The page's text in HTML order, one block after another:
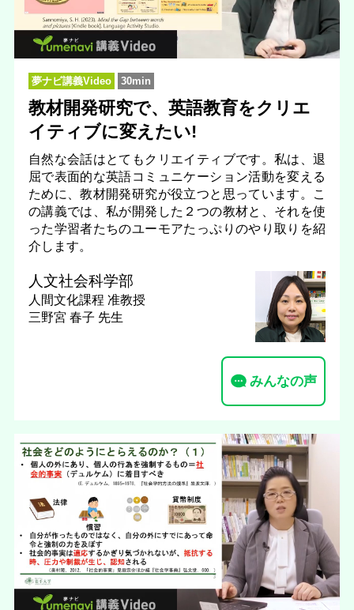
夢ナビ講義Video 30min
教材開発研究で、英語教育をクリエ
イティブに変えたい!
自然な会話はとてもクリエイティブです。私は、退
屈で表面的な英語コミュニケーション活動を変える
ために、教材開発研究が役立つと思っています。こ
の講義では、私が開発した２つの教材と、それを使
った学習者たちのユーモアたっぷりのやり取りを紹
介します。
人文社会科学部
人間文化課程 准教授
三野宮 春子 先生
みんなの声